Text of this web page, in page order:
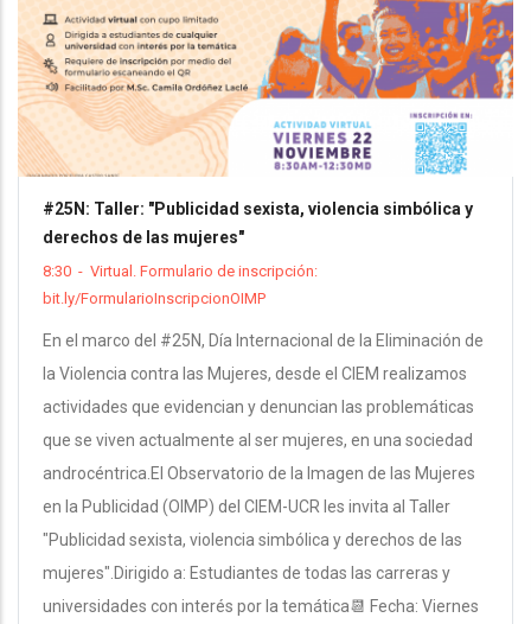
#25N: Taller: "Publicidad sexista, violencia simbólica y
derechos de las mujeres"
8:30 - Virtual. Formulario de inscripción:
bit.ly/FormularioInscripcionOIMP
En el marco del #25N, Día Internacional de la Eliminación de
la Violencia contra las Mujeres, desde el CIEM realizamos
actividades que evidencian y denuncian las problemáticas
que se viven actualmente al ser mujeres, en una sociedad
androcéntrica.El Observatorio de la Imagen de las Mujeres
en la Publicidad (OIMP) del CIEM-UCR les invita al Taller
"Publicidad sexista, violencia simbólica y derechos de las
mujeres".Dirigido a: Estudiantes de todas las carreras y
universidades con interés por la temática📆 Fecha: Viernes